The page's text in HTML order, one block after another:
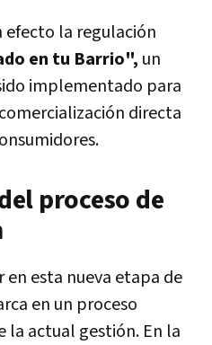
efecto la regulación
en tu Barrio", un
implementado para
directa
proceso de
en esta nueva etapa de
en un proceso
la actual gestión. En la